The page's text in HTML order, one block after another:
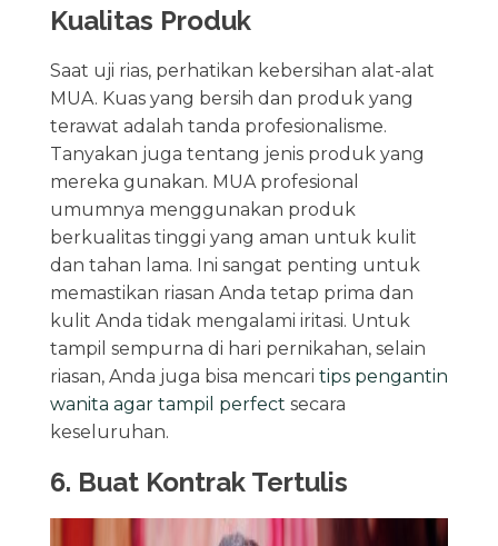
Kualitas Produk
Saat uji rias, perhatikan kebersihan alat-alat
MUA. Kuas yang bersih dan produk yang
terawat adalah tanda profesionalisme.
Tanyakan juga tentang jenis produk yang
mereka gunakan. MUA profesional
umumnya menggunakan produk
berkualitas tinggi yang aman untuk kulit
dan tahan lama. Ini sangat penting untuk
memastikan riasan Anda tetap prima dan
kulit Anda tidak mengalami iritasi. Untuk
tampil sempurna di hari pernikahan, selain
riasan, Anda juga bisa mencari tips pengantin
wanita agar tampil perfect secara
keseluruhan.
6. Buat Kontrak Tertulis